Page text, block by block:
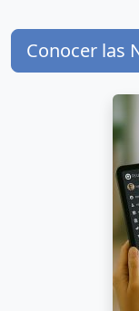
Conocer las